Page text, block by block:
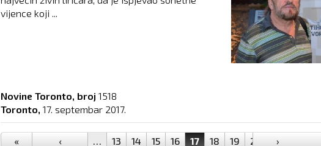
vijence koji ...
Novine Toronto, broj 1518
Toronto, 17. septembar 2017.
« ‹ 13 14 15 16 17 18 19 20 21›